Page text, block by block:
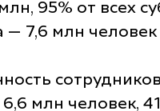
95% от всех
7,6 млн человек
сотрудников
млн человек,